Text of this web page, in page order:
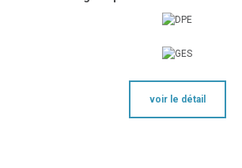
voir le détail